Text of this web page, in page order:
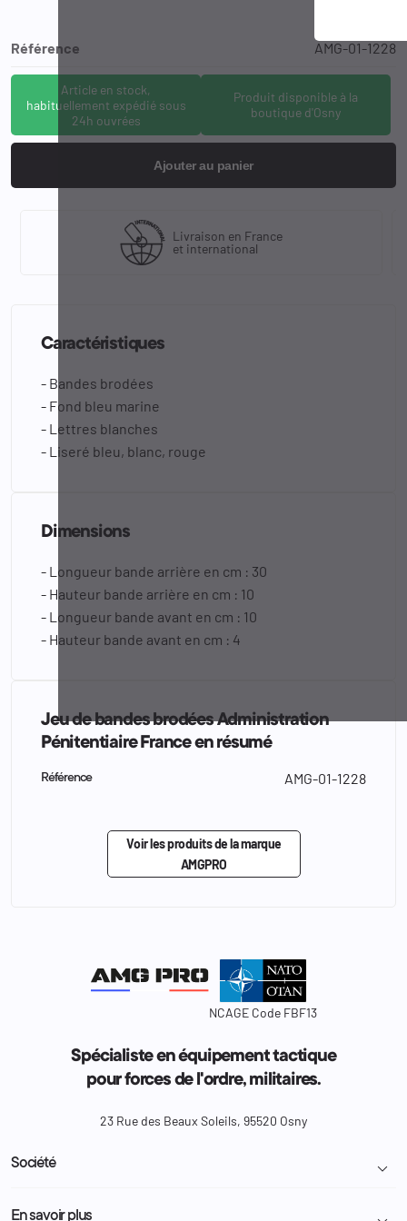
Référence AMG-01-1228
Article en stock,
habituellement expédié sous
24h ouvrées
Produit disponible à la
boutique d'Osny
Ajouter au panier
Livraison en France
et international
Caractéristiques
- Bandes brodées
- Fond bleu marine
- Lettres blanches
- Liseré bleu, blanc, rouge
Dimensions
- Longueur bande arrière en cm : 30
- Hauteur bande arrière en cm : 10
- Longueur bande avant en cm : 10
- Hauteur bande avant en cm : 4
Jeu de bandes brodées Administration
Pénitentiaire France en résumé
Référence AMG-01-1228
Voir les produits de la marque
AMGPRO
NCAGE Code FBF13
Spécialiste en équipement tactique
pour forces de l'ordre, militaires.
23 Rue des Beaux Soleils, 95520 Osny
Société 
Livraison et retour colis
En savoir plus